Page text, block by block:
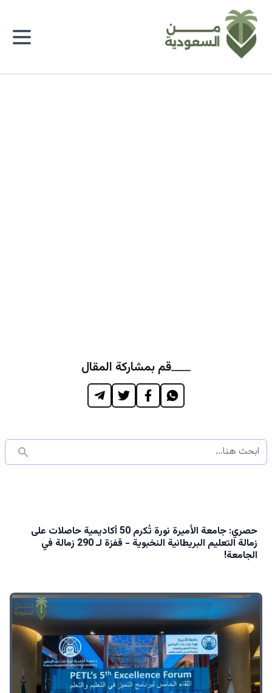
قم بمشاركة المقال
حصري: جامعة الأميرة نورة تُكرم 50 أكاديمية حاصلات على
زمالة التعليم البريطانية النخبوية - قفزة لـ 290 زمالة في
الجامعة!